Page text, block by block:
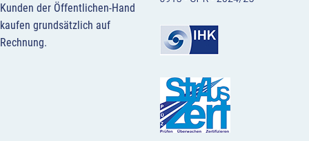
Kunden der Öffentlichen-Hand
kaufen grundsätzlich auf
Rechnung.